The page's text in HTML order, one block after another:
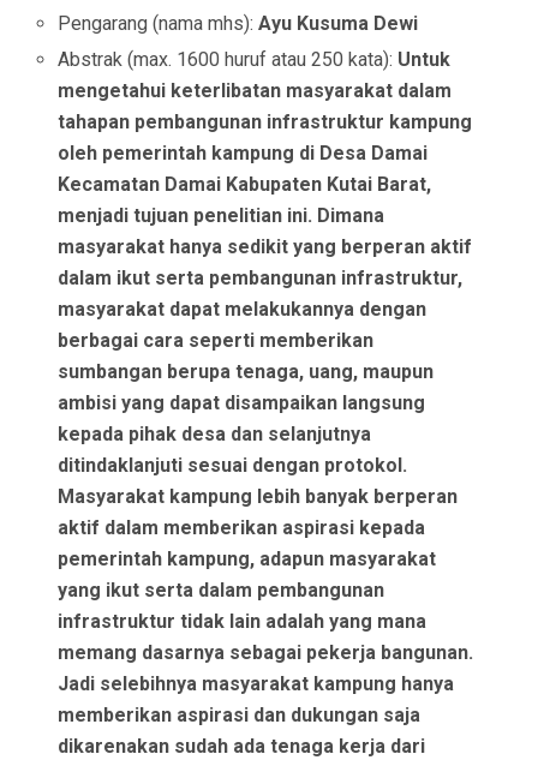
Pengarang (nama mhs):Ayu Kusuma Dewi
Abstrak (max. 1600 huruf atau 250 kata): Untuk
mengetahui keterlibatan masyarakat dalam
tahapan pembangunan infrastruktur kampung
oleh pemerintah kampung di Desa Damai
Kecamatan Damai Kabupaten Kutai Barat,
menjadi tujuan penelitian ini. Dimana
masyarakat hanya sedikit yang berperan aktif
dalam ikut serta pembangunan infrastruktur,
masyarakat dapat melakukannya dengan
berbagai cara seperti memberikan
sumbangan berupa tenaga, uang, maupun
ambisi yang dapat disampaikan langsung
kepada pihak desa dan selanjutnya
ditindaklanjuti sesuai dengan protokol.
Masyarakat kampung lebih banyak berperan
aktif dalam memberikan aspirasi kepada
pemerintah kampung, adapun masyarakat
yang ikut serta dalam pembangunan
infrastruktur tidak lain adalah yang mana
memang dasarnya sebagai pekerja bangunan.
Jadi selebihnya masyarakat kampung hanya
memberikan aspirasi dan dukungan saja
dikarenakan sudah ada tenaga kerja dari